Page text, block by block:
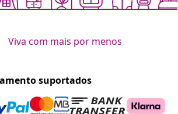
Viva com mais por menos
suportados